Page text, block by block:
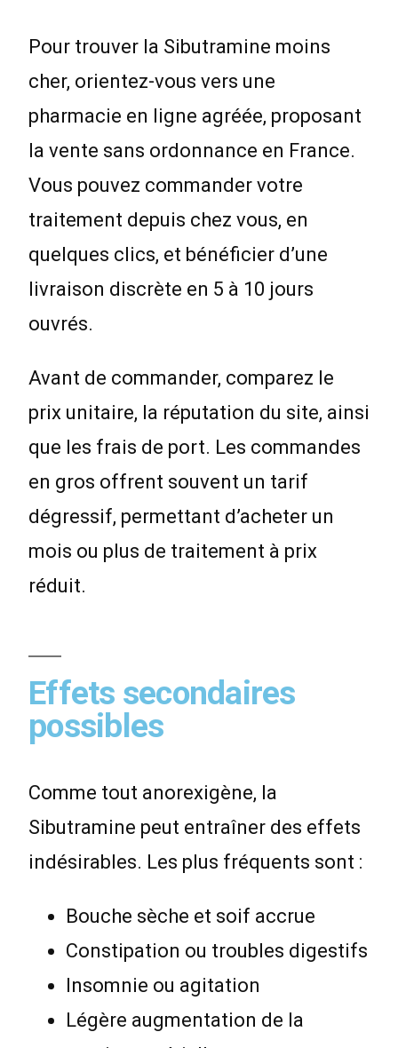
Pour trouver la Sibutramine moins
cher, orientez-vous vers une
pharmacie en ligne agréée, proposant
la vente sans ordonnance en France.
Vous pouvez commander votre
traitement depuis chez vous, en
quelques clics, et bénéficier d’une
livraison discrète en 5 à 10 jours
ouvrés.
Avant de commander, comparez le
prix unitaire, la réputation du site, ainsi
que les frais de port. Les commandes
en gros offrent souvent un tarif
dégressif, permettant d’acheter un
mois ou plus de traitement à prix
réduit.
Effets secondaires
possibles
Comme tout anorexigène, la
Sibutramine peut entraîner des effets
indésirables. Les plus fréquents sont :
Bouche sèche et soif accrue
Constipation ou troubles digestifs
Insomnie ou agitation
Légère augmentation de la